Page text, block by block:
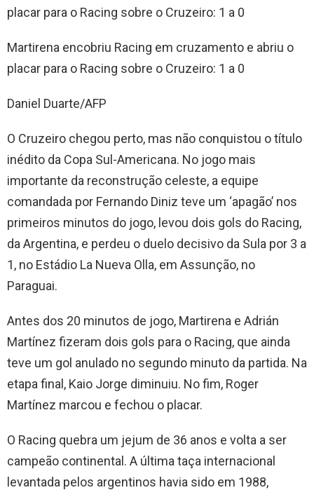
Martirena encobriu Racing em cruzamento e abriu o
placar para o Racing sobre o Cruzeiro: 1 a 0
Daniel Duarte/AFP
O Cruzeiro chegou perto, mas não conquistou o título
inédito da Copa Sul-Americana. No jogo mais
importante da reconstrução celeste, a equipe
comandada por Fernando Diniz teve um ‘apagão’ nos
primeiros minutos do jogo, levou dois gols do Racing,
da Argentina, e perdeu o duelo decisivo da Sula por 3 a
1, no Estádio La Nueva Olla, em Assunção, no
Paraguai.
Antes dos 20 minutos de jogo, Martirena e Adrián
Martínez fizeram dois gols para o Racing, que ainda
teve um gol anulado no segundo minuto da partida. Na
etapa final, Kaio Jorge diminuiu. No fim, Roger
Martínez marcou e fechou o placar.
O Racing quebra um jejum de 36 anos e volta a ser
campeão continental. A última taça internacional
levantada pelos argentinos havia sido em 1988,